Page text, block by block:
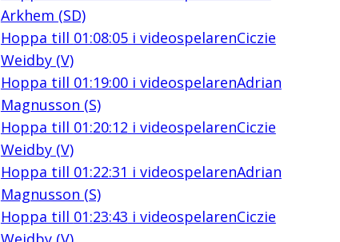
Arkhem (SD)
Hoppa till 01:08:05i videospelarenCiczie
Weidby (V)
Hoppa till 01:19:00i videospelarenAdrian
Magnusson (S)
Hoppa till 01:20:12 i videospelarenCiczie
Weidby (V)
Hoppa till 01:22:31 i videospelarenAdrian
Magnusson (S)
Hoppa till 01:23:43 i videospelarenCiczie